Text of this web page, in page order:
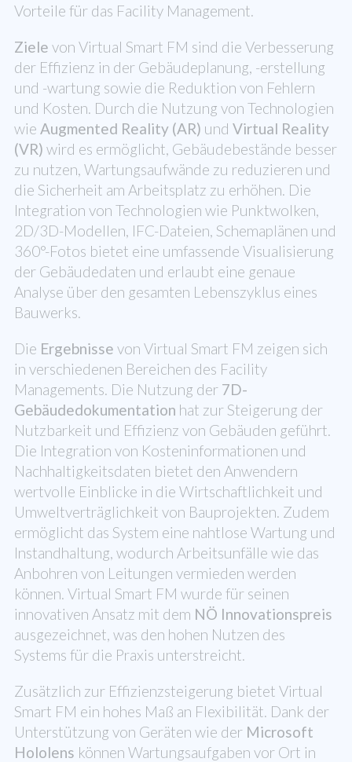
Vorteile für das Facility Management.
Ziele von Virtual Smart FM sind die Verbesserung
der Effizienz in der Gebäudeplanung, -erstellung
und -wartung sowie die Reduktion von Fehlern
und Kosten. Durch die Nutzung von Technologien
wie Augmented Reality (AR) und Virtual Reality
(VR) wird es ermöglicht, Gebäudebestände besser
zu nutzen, Wartungsaufwände zu reduzieren und
die Sicherheit am Arbeitsplatz zu erhöhen. Die
Integration von Technologien wie Punktwolken,
2D/3D-Modellen, IFC-Dateien, Schemaplänen und
360°-Fotos bietet eine umfassende Visualisierung
der Gebäudedaten und erlaubt eine genaue
Analyse über den gesamten Lebenszyklus eines
Bauwerks.
Die Ergebnisse von Virtual Smart FM zeigen sich
in verschiedenen Bereichen des Facility
Managements. Die Nutzung der 7D-
Gebäudedokumentation hat zur Steigerung der
Nutzbarkeit und Effizienz von Gebäuden geführt.
Die Integration von Kosteninformationen und
Nachhaltigkeitsdaten bietet den Anwendern
wertvolle Einblicke in die Wirtschaftlichkeit und
Umweltverträglichkeit von Bauprojekten. Zudem
ermöglicht das System eine nahtlose Wartung und
Instandhaltung, wodurch Arbeitsunfälle wie das
Anbohren von Leitungen vermieden werden
können. Virtual Smart FM wurde für seinen
innovativen Ansatz mit dem NÖ Innovationspreis
ausgezeichnet, was den hohen Nutzen des
Systems für die Praxis unterstreicht.
Zusätzlich zur Effizienzsteigerung bietet Virtual
Smart FM ein hohes Maß an Flexibilität. Dank der
Unterstützung von Geräten wie der Microsoft
Hololens können Wartungsaufgaben vor Ort in